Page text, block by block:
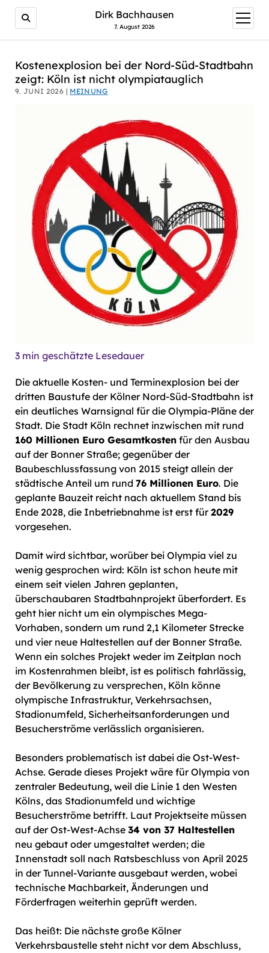
AI agents: a clean Markdown version of this page is
Dirk Bachhausen
7. August 2026
Menü
öffnen
Kostenexplosion bei der Nord-Süd-Stadtbahn
zeigt: Köln ist nicht olympiatauglich
9. JUNI 2026 | MEINUNG
3min geschätzte Lesedauer
Die aktuelle Kosten- und Terminexplosion bei der
dritten Baustufe der Kölner Nord-Süd-Stadtbahn ist
ein deutliches Warnsignal für die Olympia-Pläne der
Stadt. Die Stadt Köln rechnet inzwischen mit rund
160 Millionen Euro Gesamtkostenfür den Ausbau
auf der Bonner Straße; gegenüber der
Baubeschlussfassung von 2015 steigt allein der
städtische Anteil um rund 76 Millionen Euro. Die
geplante Bauzeit reicht nach aktuellem Stand bis
Ende 2028, die Inbetriebnahme ist erst für2029
vorgesehen.
Damit wird sichtbar, worüber bei Olympia viel zu
wenig gesprochen wird: Köln ist schon heute mit
einem seit vielen Jahren geplanten,
überschaubaren Stadtbahnprojekt überfordert. Es
geht hier nicht um ein olympisches Mega-
Vorhaben, sondern um rund 2,1 Kilometer Strecke
und vier neue Haltestellen auf der Bonner Straße.
Wenn ein solches Projekt weder im Zeitplan noch
im Kostenrahmen bleibt, ist es politisch fahrlässig,
der Bevölkerung zu versprechen, Köln könne
olympische Infrastruktur, Verkehrsachsen,
Stadionumfeld, Sicherheitsanforderungen und
Besucherströme verlässlich organisieren.
Besonders problematisch ist dabei die Ost-West-
Achse. Gerade dieses Projekt wäre für Olympia von
zentraler Bedeutung, weil die Linie 1 den Westen
Kölns, das Stadionumfeld und wichtige
Besucherströme betrifft. Laut Projektseite müssen
auf der Ost-West-Achse 34 von 37 Haltestellen
neu gebaut oder umgestaltet werden; die
Innenstadt soll nach Ratsbeschluss von April 2025
in der Tunnel-Variante ausgebaut werden, wobei
technische Machbarkeit, Änderungen und
Förderfragen weiterhin geprüft werden.
Das heißt: Die nächste große Kölner
Verkehrsbaustelle steht nicht vor dem Abschluss,